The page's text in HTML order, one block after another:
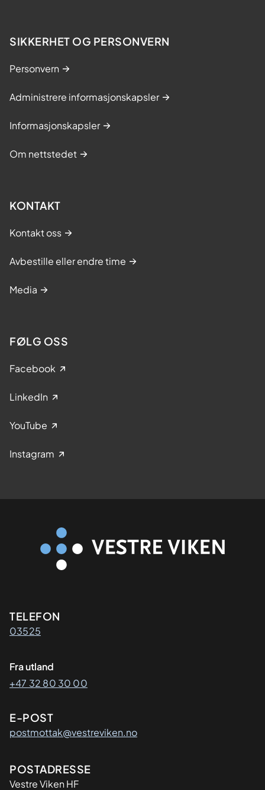
SIKKERHET OG PERSONVERN
Personvern
Administrere informasjonskapsler
Informasjonskapsler
Om nettstedet
KONTAKT
Kontakt oss
Avbestille eller endre time
Media
FØLG OSS
Facebook
LinkedIn
YouTube
Instagram
Kontaktinformasjon
TELEFON
03525
Fra utland
+47 32 80 30 00
E-POST
postmottak@vestreviken.no
Adresse
POSTADRESSE
Vestre Viken HF